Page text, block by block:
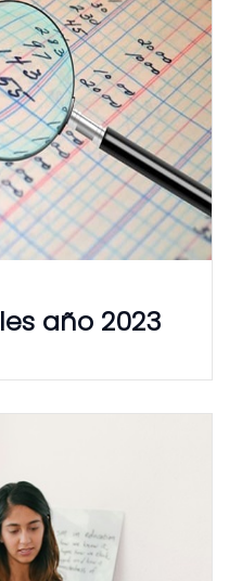
año 2023